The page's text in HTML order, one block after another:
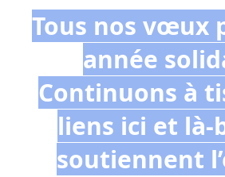
Tous nos vœux
année
Continuons à
liens ici et là-
soutiennent